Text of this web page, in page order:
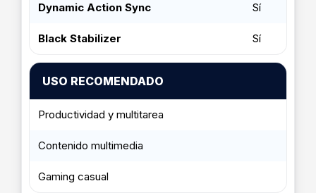
Dynamic Action Sync Sí
Black Stabilizer Sí
USO RECOMENDADO
Productividad y multitarea
Contenido multimedia
Gaming casual